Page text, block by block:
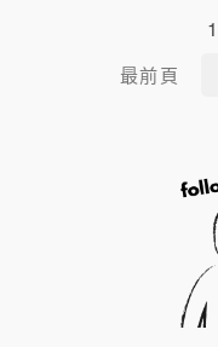
最前頁